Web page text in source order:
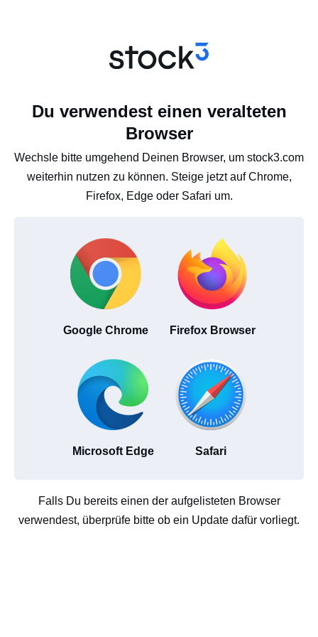
Du verwendest einen veralteten
Browser
Wechsle bitte umgehend Deinen Browser, um stock3.com
weiterhin nutzen zu können. Steige jetzt auf Chrome,
Firefox, Edge oder Safari um.
Google Chrome Firefox Browser
Microsoft Edge Safari
Falls Du bereits einen der aufgelisteten Browser
verwendest, überprüfe bitte ob ein Update dafür vorliegt.